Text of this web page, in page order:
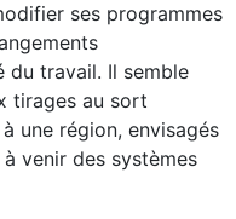
ses programmes
du travail. Il semble
tirages au sort
une région, envisagés
venir des systèmes